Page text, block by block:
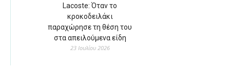
Lacoste: Όταν το
κροκοδειλάκι
παραχώρησε τη θέση του
στα απειλούμενα είδη
23 Ιουλίου 2026